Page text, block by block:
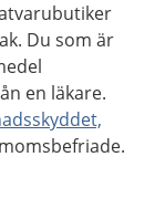
Du som är
en läkare.